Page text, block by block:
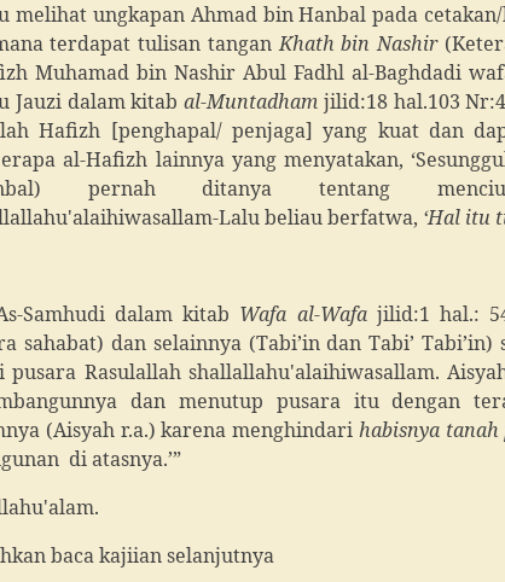
melihat ungkapan Ahmad bin Hanbal pada
terdapat tulisan tanganKhath bin Nashir
Muhamad bin Nashir Abul Fadhl al-Baghdadi
Jauzi dalam kitabal-Muntadham jilid:18 hal.103
Hafizh [penghapal/ penjaga] yang kuat dan
al-Hafizh lainnya yang menyatakan,
pernah ditanya tentang
Lalu beliau berfatwa, ‘Hal itu
Samhudi dalam kitab Wafa al-Wafajilid:1 hal.:
sahabat) dan selainnya (Tabi’in dan Tabi’
pusara Rasulallah shallallahu'alaihiwasallam.
dan menutup pusara itu dengan
(Aisyah r.a.) karena menghindari habisnya tanah
di atasnya.’”
baca kajiian selanjutnya